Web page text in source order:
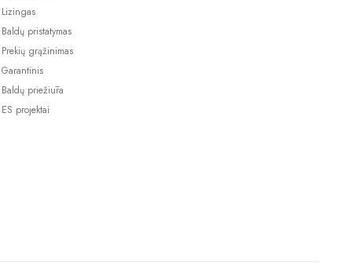
Lizingas
Baldų pristatymas
Prekių grąžinimas
Garantinis
Baldų priežiūra
ES projektai